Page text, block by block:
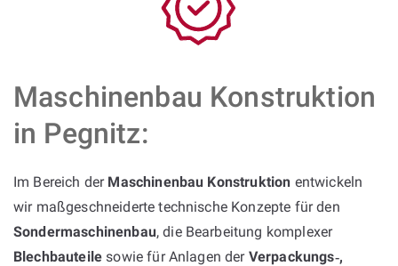
Maschinenbau Konstruktion
in Pegnitz:
Im Bereich der Maschinenbau Konstruktion entwickeln
wir maßgeschneiderte technische Konzepte für den
Sondermaschinenbau, die Bearbeitung komplexer
Blechbauteile sowie für Anlagen der Verpackungs‑,